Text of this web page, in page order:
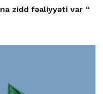
zidd fəaliyyəti var “